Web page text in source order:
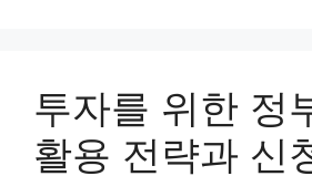
투자를 위한 정
활용 전략과 신